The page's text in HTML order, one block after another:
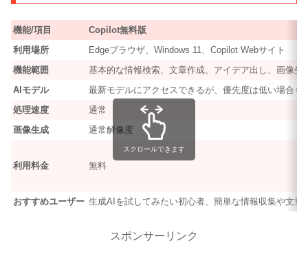
機能/項目
Copilot無料版
利用場所
Edgeブラウザ、Windows 11、Copilot Webサイト
機能範囲
基本的な情報検索、文章作成、アイデア出し、画像生
AIモデル
最新モデルにアクセスできるが、優先度は低い場合も
処理速度
通常
画像生成
通常解像度
利用料金 無料
おすすめユーザー 生成AIを試してみたい初心者、簡単な情報収集や文章
スクロールできます
スポンサーリンク